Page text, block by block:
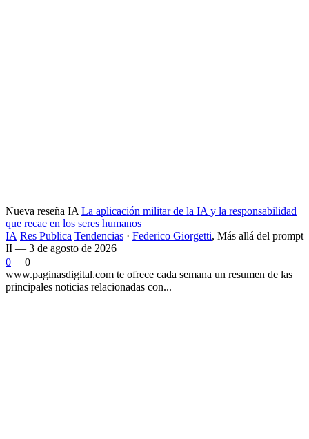
Nueva reseña IA La aplicación militar de la IA y la responsabilidad
que recae en los seres humanos
IA Res Publica Tendencias · Federico Giorgetti, Más allá del prompt
II — 3 de agosto de 2026
0
0
www.paginasdigital.com te ofrece cada semana un resumen de las
principales noticias relacionadas con...